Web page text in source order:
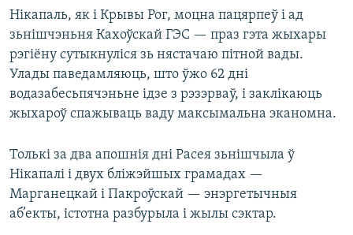
Нікапаль, як і Крывы Рог, моцна пацярпеў і ад
зьнішчэньня Кахоўскай ГЭС — праз гэта жыхары
рэгіёну сутыкнуліся зь нястачаю пітной вады.
Улады паведамляюць, што ўжо 62 дні
водазабесьпячэньне ідзе з рэзэрваў, і заклікаюць
жыхароў спажываць ваду максымальна эканомна.
Толькі за два апошнія дні Расея зьнішчыла ў
Нікапалі і двух бліжэйшых грамадах —
Марганецкай і Пакроўскай — энэргетычныя
аб’екты, істотна разбурыла і жылы сэктар.